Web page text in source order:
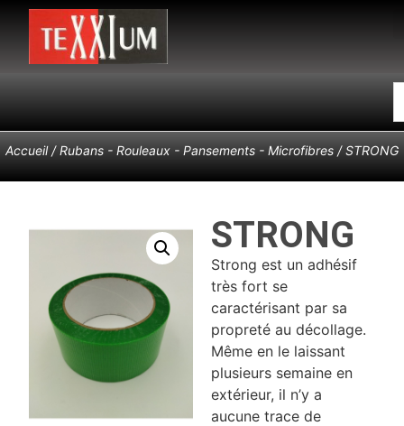
Accueil/Rubans - Rouleaux - Pansements - Microfibres / STRONG
STRONG
Strong est un adhésif
très fort se
caractérisant par sa
propreté au décollage.
Même en le laissant
plusieurs semaine en
extérieur, il n’y a
aucune trace de